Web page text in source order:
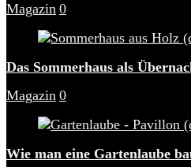
Magazin 0
Das Sommerhaus als
Magazin 0
Wie man eine Gartenlaube